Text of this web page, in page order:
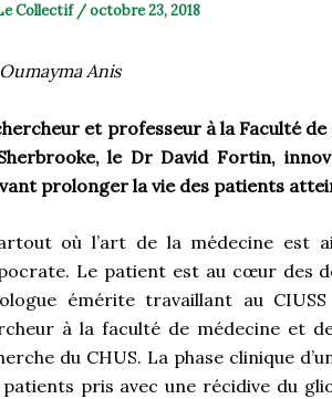
Collectif /octobre 23, 2018
Anis
et professeur à la Faculté
le Dr David Fortin,
prolonger la vie des patients
où l’art de la médecine est
Le patient est au cœur des
émérite travaillant au
à la faculté de médecine et
du CHUS. La phase clinique
patients pris avec une récidive du